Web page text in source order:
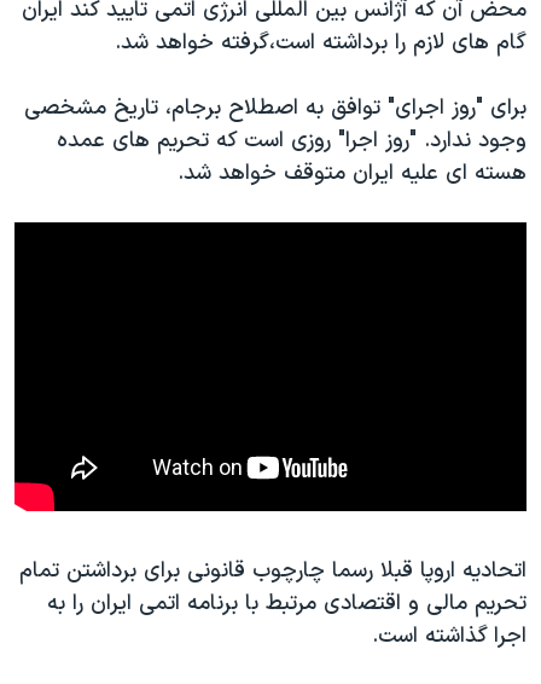
محض آن که آژانس بین المللی انرژی اتمی تایید کند ایران
گام های لازم را برداشته است،گرفته خواهد شد.
برای "روز اجرای" توافق به اصطلاح برجام، تاریخ مشخصی
وجود ندارد. "روز اجرا" روزی است که تحریم های عمده
هسته ای علیه ایران متوقف خواهد شد.
اتحادیه اروپا قبلا رسما چارچوب قانونی برای برداشتن تمام
تحریم مالی و اقتصادی مرتبط با برنامه اتمی ایران را به
اجرا گذاشته است.